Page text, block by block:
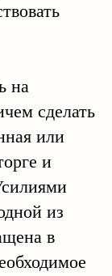
на
сделать
или
и
из
в